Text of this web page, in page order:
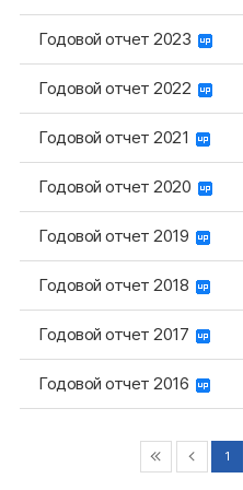
Годовой отчет 2023
Годовой отчет 2022
Годовой отчет 2021
Годовой отчет 2020
Годовой отчет 2019
Годовой отчет 2018
Годовой отчет 2017
Годовой отчет 2016
1